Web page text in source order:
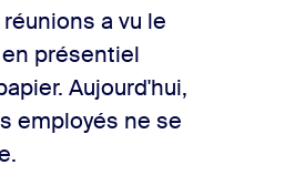
a vu le
présentiel
Aujourd'hui,
employés ne se